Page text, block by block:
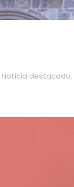
Noticia destacada,